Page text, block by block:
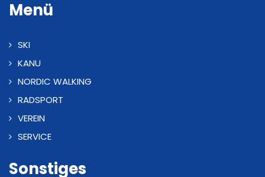
Menü
SKI
KANU
NORDIC WALKING
RADSPORT
VEREIN
SERVICE
Sonstiges